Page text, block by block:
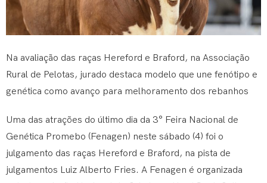
Na avaliação das raças Hereford e Braford, na Associação
Rural de Pelotas, jurado destaca modelo que une fenótipo e
genética como avanço para melhoramento dos rebanhos
Uma das atrações do último dia da 3° Feira Nacional de
Genética Promebo (Fenagen) neste sábado (4) foi o
julgamento das raças Hereford e Braford, na pista de
julgamentos Luiz Alberto Fries. A Fenagen é organizada